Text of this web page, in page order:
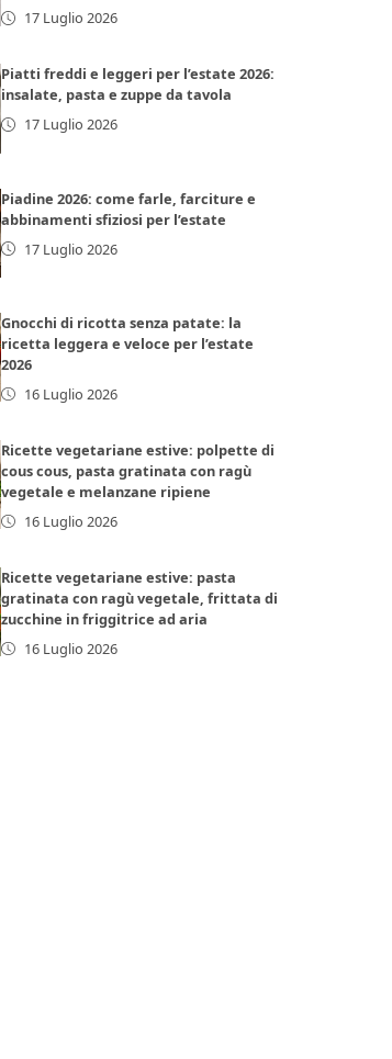
17 Luglio 2026
Piatti freddi e leggeri per l’estate 2026:
insalate, pasta e zuppe da tavola
17 Luglio 2026
Piadine 2026: come farle, farciture e
abbinamenti sfiziosi per l’estate
17 Luglio 2026
Gnocchi di ricotta senza patate: la
ricetta leggera e veloce per l’estate
2026
16 Luglio 2026
Ricette vegetariane estive: polpette di
cous cous, pasta gratinata con ragù
vegetale e melanzane ripiene
16 Luglio 2026
Ricette vegetariane estive: pasta
gratinata con ragù vegetale, frittata di
zucchine in friggitrice ad aria
16 Luglio 2026